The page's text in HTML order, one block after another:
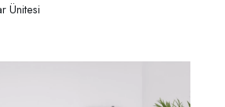
Ünitesi